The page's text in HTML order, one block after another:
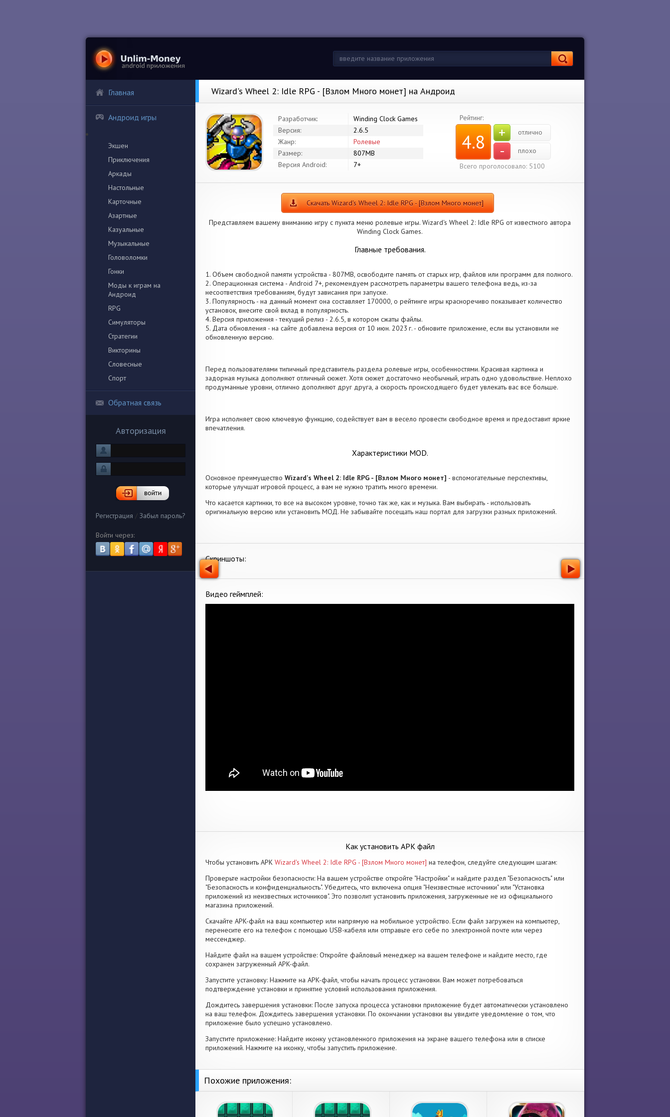
Главная
Андроид игры
Экшен
Приключения
Аркады
Настольные
Карточные
Азартные
Казуальные
Музыкальные
Головоломки
Гонки
Моды к играм на
Андроид
RPG
Симуляторы
Стратегии
Викторины
Словесные
Спорт
Обратная связь
Авторизация
Регистрация / Забыл пароль?
Войти через:
Wizard's Wheel 2: Idle RPG - [Взлом Много монет] на Андроид
Разработчик:
Winding Clock Games
Версия:
2.6.5
Жанр:
Ролевые
Размер:
807MB
Версия Android:
7+
Рейтинг:
4.8 + отлично
-
плохо
Всего проголосовало: 5100
Скачать Wizard's Wheel 2: Idle RPG - [Взлом Много монет]
Представляем вашему вниманию игру с пункта меню ролевые игры. Wizard's Wheel 2: Idle RPG от известного автора
Winding Clock Games.
Главные требования.
1. Объем свободной памяти устройства - 807MB, освободите память от старых игр, файлов или программ для полного.
2. Операционная система - Android 7+, рекомендуем рассмотреть параметры вашего телефона ведь, из-за
несоответствия требованиям, будут зависания при запуске.
3. Популярность - на данный момент она составляет 170000, о рейтинге игры красноречиво показывает количество
установок, внесите свой вклад в популярность.
4. Версия приложения - текущий релиз - 2.6.5, в котором сжаты файлы.
5. Дата обновления - на сайте добавлена версия от 10 июн. 2023 г. - обновите приложение, если вы установили не
обновленную версию.
Перед пользователями типичный представитель раздела ролевые игры, особенностями. Красивая картинка и
задорная музыка дополняют отличный сюжет. Хотя сюжет достаточно необычный, играть одно удовольствие. Неплохо
продуманные уровни, отлично дополняют друг друга, а скорость происходящего будет увлекать вас все больше.
Игра исполняет свою ключевую функцию, содействует вам в весело провести свободное время и предоставит яркие
впечатления.
Характеристики MOD.
Основное преимущество Wizard's Wheel 2: Idle RPG - [Взлом Много монет] - вспомогательные перспективы,
которые улучшат игровой процесс, а вам не нужно тратить много времени.
Что касается картинки, то все на высоком уровне, точно так же, как и музыка. Вам выбирать - использовать
оригинальную версию или установить МОД. Не забывайте посещать наш портал для загрузки разных приложений.
Скриншоты:
Видео геймплей:
Как установить APK файл
Чтобы установить APK Wizard's Wheel 2: Idle RPG - [Взлом Много монет] на телефон, следуйте следующим шагам:
Проверьте настройки безопасности: На вашем устройстве откройте "Настройки" и найдите раздел "Безопасность" или
"Безопасность и конфиденциальность". Убедитесь, что включена опция "Неизвестные источники" или "Установка
приложений из неизвестных источников". Это позволит установить приложения, загруженные не из официального
магазина приложений.
Скачайте APK-файл на ваш компьютер или напрямую на мобильное устройство. Если файл загружен на компьютер,
перенесите его на телефон с помощью USB-кабеля или отправьте его себе по электронной почте или через
мессенджер.
Найдите файл на вашем устройстве: Откройте файловый менеджер на вашем телефоне и найдите место, где
сохранен загруженный APK-файл.
Запустите установку: Нажмите на APK-файл, чтобы начать процесс установки. Вам может потребоваться
подтверждение установки и принятие условий использования приложения.
Дождитесь завершения установки: После запуска процесса установки приложение будет автоматически установлено
на ваш телефон. Дождитесь завершения установки. По окончании установки вы увидите уведомление о том, что
приложение было успешно установлено.
Запустите приложение: Найдите иконку установленного приложения на экране вашего телефона или в списке
приложений. Нажмите на иконку, чтобы запустить приложение.
Похожие приложения: